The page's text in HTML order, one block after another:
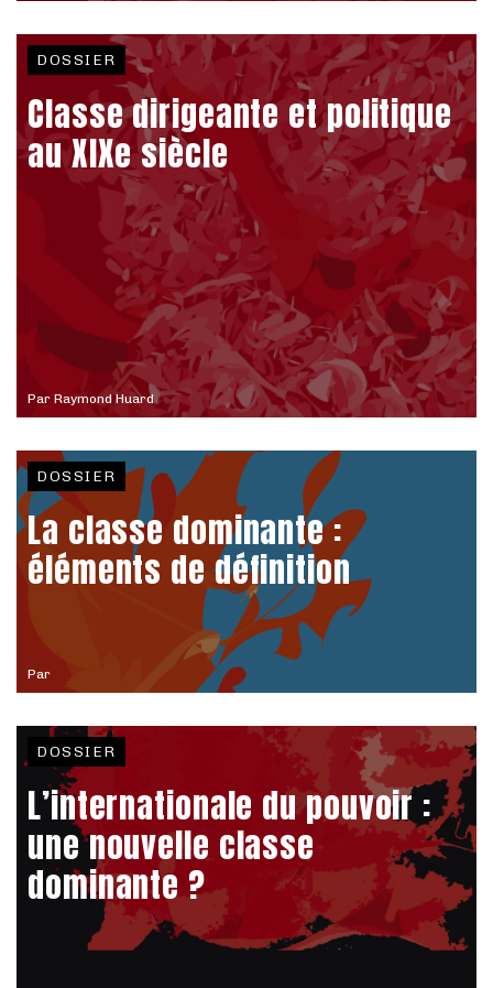
Par Raymond Huard
DOSSIER
Classe dirigeante et politique
au XIXe siècle
Par
DOSSIER
La classe dominante :
éléments de définition
DOSSIER
L’internationale du pouvoir :
une nouvelle classe
dominante ?